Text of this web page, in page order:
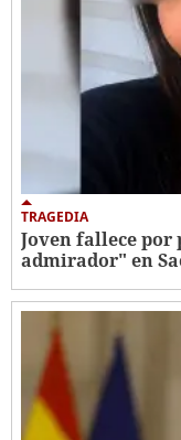
TRAGEDIA
Joven fallece por
admirador" en